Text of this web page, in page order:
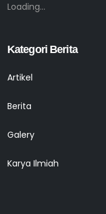
Loading...
Kategori Berita
Artikel
Berita
Galery
Karya Ilmiah